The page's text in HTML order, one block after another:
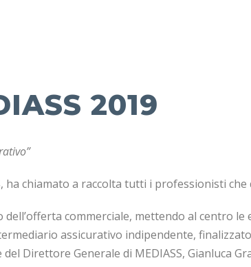
2019
ha chiamato a raccolta tutti i professionisti
commerciale, mettendo al centro
assicurativo indipendente,
Direttore Generale di MEDIASS, Gianluca